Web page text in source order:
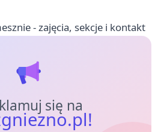
- zajęcia, sekcje i kontakt
się na